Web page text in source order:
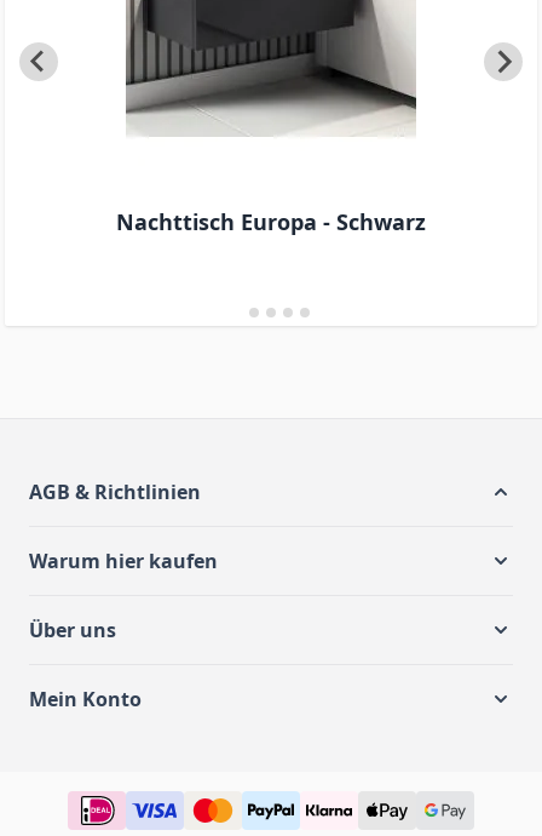
Nachttisch Europa - Schwarz
AGB & Richtlinien
Warum hier kaufen
Über uns
Mein Konto